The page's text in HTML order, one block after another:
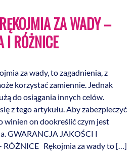
ZA WADY –
I RÓŻNICE
za wady, to zagadnienia, z
korzystać zamiennie. Jednak
do osiągania innych celów.
z tego artykułu. Aby zabezpieczyć
winien on dookreślić czym jest
GWARANCJA JAKOŚCI I
RÓŻNICE Rękojmia za wady to […]